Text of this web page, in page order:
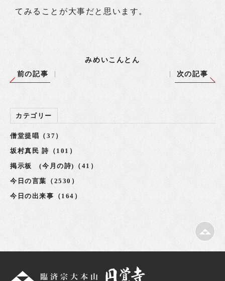
てみることが大事だと思います。
みめいこんとん
前の記事
次の記事
カテゴリー
僧堂提唱（37）
坂村真民 詩（101）
掲示板 (今月の詩)（41）
今日の言葉（2530）
今日の出来事（164）